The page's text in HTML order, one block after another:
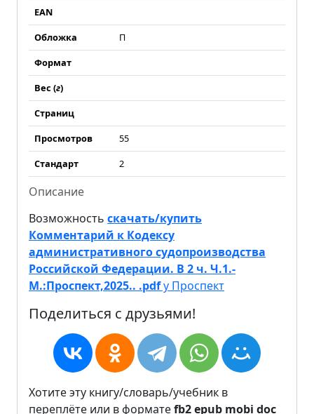
EAN
Обложка
П
Формат
Вес (г)
Страниц
Просмотров
55
Стандарт
2
Описание
Возможность скачать/купить
Комментарий к Кодексу
административного судопроизводства
Российской Федерации. В 2 ч. Ч.1.-
М.:Проспект,2025.. .pdfу Проспект
Поделиться с друзьями!
Хотите эту книгу/словарь/учебник в
переплёте или в форматеfb2epub mobi doc